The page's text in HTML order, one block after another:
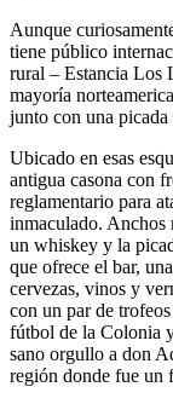
Aunque
tiene público
rural – Estancia Los
mayoría
junto con una
Ubicado en esas
antigua casona con
reglamentario para
inmaculado. Anchos
un whiskey y la
que ofrece el bar,
cervezas, vinos y
con un par de
fútbol de la Colonia
sano orgullo a don
región donde fue un